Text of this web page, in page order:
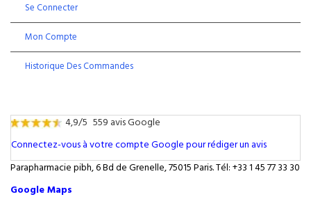
Se Connecter
Mon Compte
Historique Des Commandes
4,9/5 559 avis Google
Connectez-vous à votre compte Google pour rédiger un avis
Parapharmacie pibh, 6 Bd de Grenelle, 75015 Paris. Tél: +33 1 45 77 33 30
Google Maps